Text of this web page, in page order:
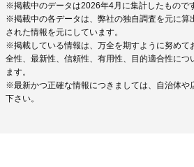
※掲載中のデータは2026年4月に集計したもので
※掲載中の各データは、弊社の独自調査を元に算
された情報を元にしています。
※掲載している情報は、万全を期すように努めて
全性、最新性、信頼性、有用性、目的適合性につ
ます。
※最新かつ正確な情報につきましては、自治体や
下さい。